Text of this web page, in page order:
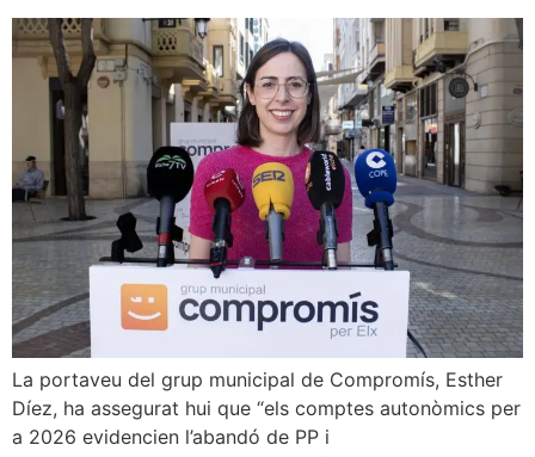
La portaveu del grup municipal de Compromís, Esther
Díez, ha assegurat hui que “els comptes autonòmics per
a 2026 evidencien l’abandó de PP i